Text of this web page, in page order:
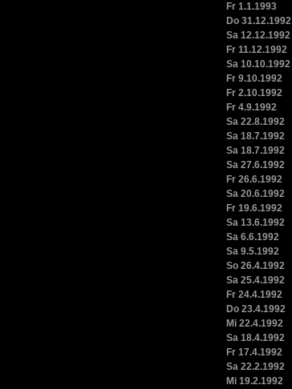
Fr 1.1.1993
Do 31.12.1992
Sa 12.12.1992
Fr 11.12.1992
Sa 10.10.1992
Fr 9.10.1992
Fr 2.10.1992
Fr 4.9.1992
Sa 22.8.1992
Sa 18.7.1992
Sa 18.7.1992
Sa 27.6.1992
Fr 26.6.1992
Sa 20.6.1992
Fr 19.6.1992
Sa 13.6.1992
Sa 6.6.1992
Sa 9.5.1992
So 26.4.1992
Sa 25.4.1992
Fr 24.4.1992
Do 23.4.1992
Mi 22.4.1992
Sa 18.4.1992
Fr 17.4.1992
Sa 22.2.1992
Mi 19.2.1992